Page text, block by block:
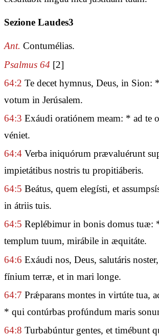
Sezione Laudes3
Ant. Contumélias.
Psalmus 64 [2]
64:2 Te decet hymnus, Deus, in Sion:
votum in Jerúsalem.
64:3 Exáudi oratiónem meam: * ad te
véniet.
64:4 Verba iniquórum prævaluérunt
impietátibus nostris tu propitiáberis.
64:5 Beátus, quem elegísti, et
in átriis tuis.
64:5 Replébimur in bonis domus tuæ:
templum tuum, mirábile in æquitáte.
64:6 Exáudi nos, Deus, salutáris
fínium terræ, et in mari longe.
64:7 Prǽparans montes in virtúte tua,
* qui contúrbas profúndum maris
64:8 Turbabúntur gentes, et timébunt